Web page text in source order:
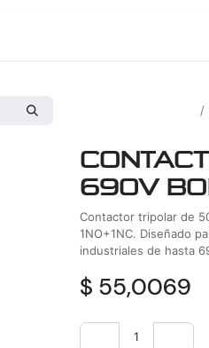
690V
Contactor tripolar de
1NO+1NC. Diseñado
industriales de hasta
$ 55,0069